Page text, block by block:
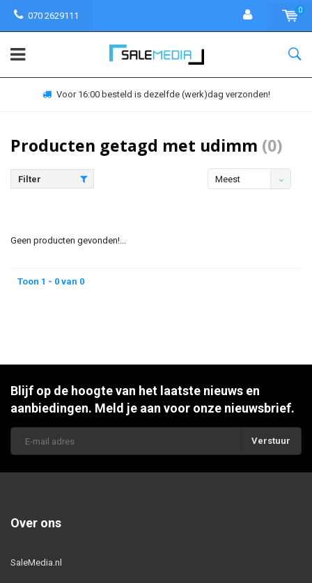
070 2629111
0
Voor 16:00 besteld is dezelfde (werk)dag verzonden!
Producten getagd met udimm (0)
Filter
Meest
Geen producten gevonden!...
Toon 1 - 0 van 0
Blijf op de hoogte van het laatste nieuws en
aanbiedingen. Meld je aan voor onze nieuwsbrief.
Verstuur
Over ons
SaleMedia.nl